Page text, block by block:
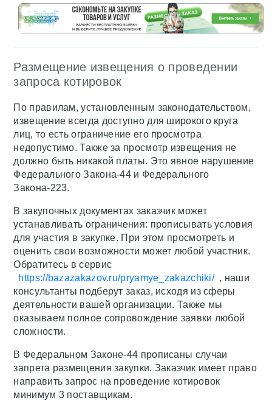
Размещение извещения о проведении
запроса котировок
По правилам, установленным законодательством,
извещение всегда доступно для широкого круга
лиц, то есть ограничение его просмотра
недопустимо. Также за просмотр извещения не
должно быть никакой платы. Это явное нарушение
Федерального Закона-44 и Федерального
Закона-223.
В закупочных документах заказчик может
устанавливать ограничения: прописывать условия
для участия в закупке. При этом просмотреть и
оценить свои возможности может любой участник.
Обратитесь в сервис
https://bazazakazov.ru/pryamye_zakazchiki/ , наши
консультанты подберут заказ, исходя из сферы
деятельности вашей организации. Также мы
оказываем полное сопровождение заявки любой
сложности.
В Федеральном Законе-44 прописаны случаи
запрета размещения закупки. Заказчик имеет право
направить запрос на проведение котировок
минимум 3 поставщикам.